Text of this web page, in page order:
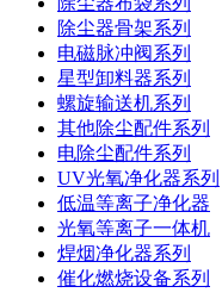
除尘器骨架系列
电磁脉冲阀系列
星型卸料器系列
螺旋输送机系列
其他除尘配件系列
电除尘配件系列
UV光氧净化器系列
低温等离子净化器
光氧等离子一体机
焊烟净化器系列
催化燃烧设备系列